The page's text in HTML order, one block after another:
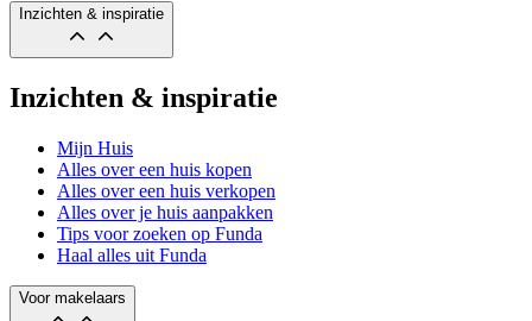
Inzichten & inspiratie
Inzichten & inspiratie
Mijn Huis
Alles over een huis kopen
Alles over een huis verkopen
Alles over je huis aanpakken
Tips voor zoeken op Funda
Haal alles uit Funda
Voor makelaars